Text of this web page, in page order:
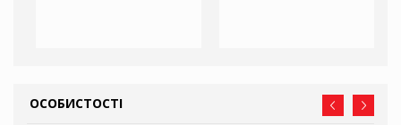
ОСОБИСТОСТІ